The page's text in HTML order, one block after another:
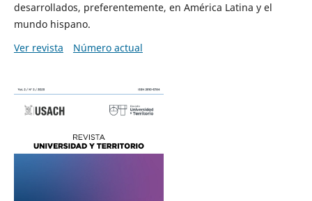
desarrollados, preferentemente, en América Latina y el
mundo hispano.
Ver revista
Número actual